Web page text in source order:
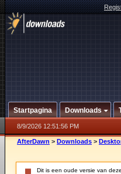
Startpagina Downloads
8/9/2026 12:51:56 PM
AfterDawn > Downloads >
Dit is een oude versie van